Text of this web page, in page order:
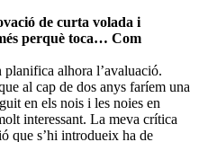
de curta volada i
perquè toca… Com
planifica alhora l’avaluació.
al cap de dos anys faríem una
en els nois i les noies en
interessant. La meva crítica
que s’hi introdueix ha de